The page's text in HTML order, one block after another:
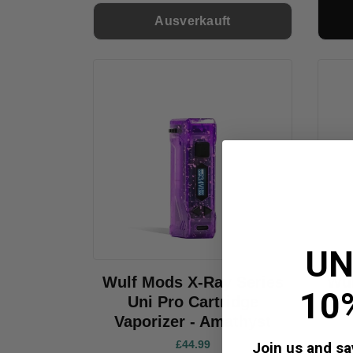
Ausverkauft
Wulf Mods X-Ray Series
Uni Pro Cartridge
Vaporizer - Amathyst
£44.99 Join us and